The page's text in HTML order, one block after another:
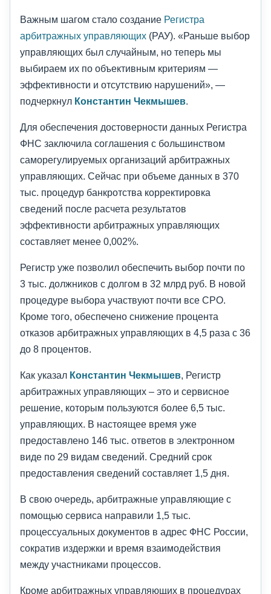
Важным шагом стало создание Регистра
арбитражных управляющих (РАУ). «Раньше выбор
управляющих был случайным, но теперь мы
выбираем их по объективным критериям —
эффективности и отсутствию нарушений», —
подчеркнул Константин Чекмышев.
Для обеспечения достоверности данных Регистра
ФНС заключила соглашения с большинством
саморегулируемых организаций арбитражных
управляющих. Сейчас при объеме данных в 370
тыс. процедур банкротства корректировка
сведений после расчета результатов
эффективности арбитражных управляющих
составляет менее 0,002%.
Регистр уже позволил обеспечить выбор почти по
3 тыс. должников с долгом в 32 млрд руб. В новой
процедуре выбора участвуют почти все СРО.
Кроме того, обеспечено снижение процента
отказов арбитражных управляющих в 4,5 раза с 36
до 8 процентов.
Как указал Константин Чекмышев, Регистр
арбитражных управляющих – это и сервисное
решение, которым пользуются более 6,5 тыс.
управляющих. В настоящее время уже
предоставлено 146 тыс. ответов в электронном
виде по 29 видам сведений. Средний срок
предоставления сведений составляет 1,5 дня.
В свою очередь, арбитражные управляющие с
помощью сервиса направили 1,5 тыс.
процессуальных документов в адрес ФНС России,
сократив издержки и время взаимодействия
между участниками процессов.
Кроме арбитражных управляющих в процедурах